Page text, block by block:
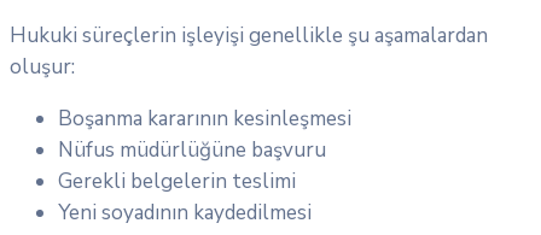
Hukuki süreçlerin işleyişi genellikle şu aşamalardan
oluşur:
Boşanma kararının kesinleşmesi
Nüfus müdürlüğüne başvuru
Gerekli belgelerin teslimi
Yeni soyadının kaydedilmesi